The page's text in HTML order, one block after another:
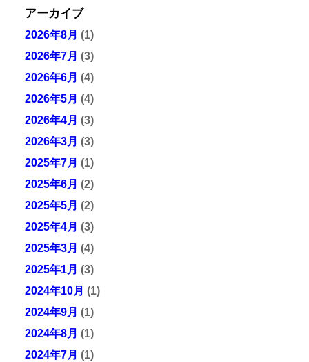
アーカイブ
2026年8月 (1)
2026年7月 (3)
2026年6月 (4)
2026年5月 (4)
2026年4月 (3)
2026年3月 (3)
2025年7月 (1)
2025年6月 (2)
2025年5月 (2)
2025年4月 (3)
2025年3月 (4)
2025年1月 (3)
2024年10月 (1)
2024年9月 (1)
2024年8月 (1)
2024年7月 (1)